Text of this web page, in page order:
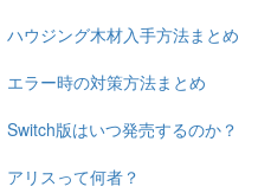
ハウジング木材入手方法まとめ
エラー時の対策方法まとめ
Switch版はいつ発売するのか？
アリスって何者？